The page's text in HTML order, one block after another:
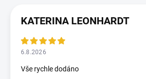
KATERINA LEONHARDT
6.8.2026
Vše rychle dodáno